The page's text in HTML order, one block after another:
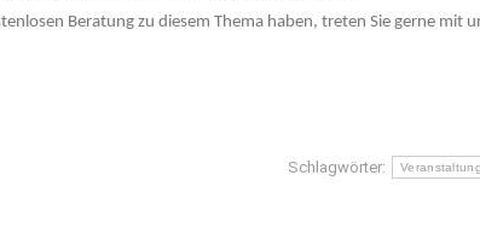
Beratung zu diesem Thema haben, treten Sie gerne mit
Schlagwörter: Veranstaltung